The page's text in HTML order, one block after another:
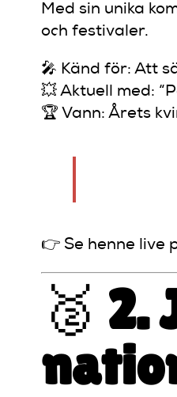
Med sin unika
och festivaler.
🎤 Känd för: Att
💥 Aktuell med:
🏆 Vann: Årets
👉 Se henne live
🥈 2.